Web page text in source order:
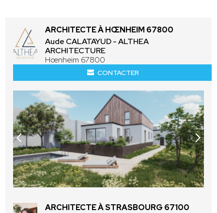
ARCHITECTE À HŒNHEIM 67800
Aude CALATAYUD - ALTHEA
ARCHITECTURE
Hœnheim 67800
CONTACTER
ARCHITECTE À STRASBOURG 67100